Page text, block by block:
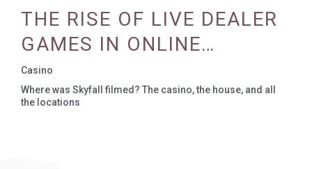
REALITY AND AUGMENTED
REALITY
THE RISE OF LIVE DEALER
GAMES IN ONLINE
CASINOS
Casino
Where was Skyfall filmed? The casino, the house, and all
the locations